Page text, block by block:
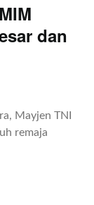
dan
Mayjen TNI
remaja